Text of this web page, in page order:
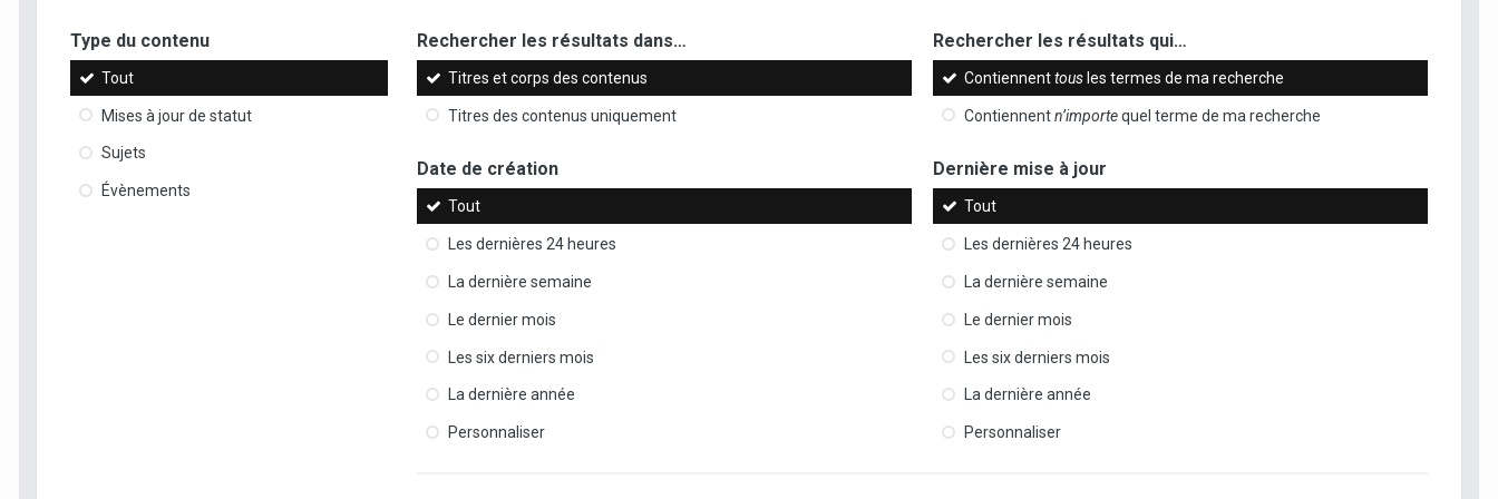
Type du contenu
Tout
Mises à jour de statut
Sujets
Évènements
Rechercher les résultats dans…
Titres et corps des contenus
Titres des contenus uniquement
Rechercher les résultats qui…
Contiennenttousles termes de ma recherche
Contiennentn’importequel terme de ma recherche
Date de création
Tout
Les dernières 24 heures
La dernière semaine
Le dernier mois
Les six derniers mois
La dernière année
Personnaliser
Dernière mise à jour
Tout
Les dernières 24 heures
La dernière semaine
Le dernier mois
Les six derniers mois
La dernière année
Personnaliser